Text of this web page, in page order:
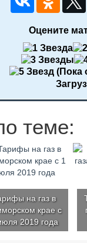
Оцените
(Пока
теме:
на газ в
крае с
2019 года